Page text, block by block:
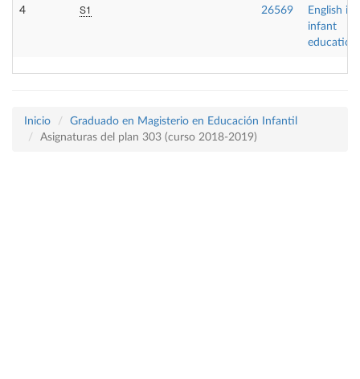
4 S1 26569
English in
infant
education
Inicio
Graduado en Magisterio en Educación Infantil
Asignaturas del plan 303 (curso 2018-2019)